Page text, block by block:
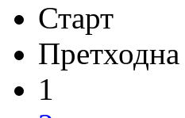
Старт
Претходна
1